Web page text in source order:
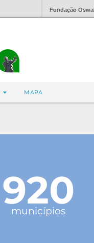
Fundação
MAPA
920
municípios